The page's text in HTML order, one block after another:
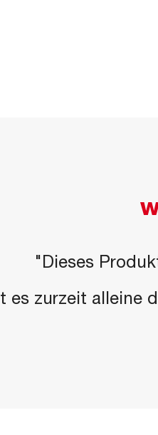
"Dieses
es zurzeit alleine